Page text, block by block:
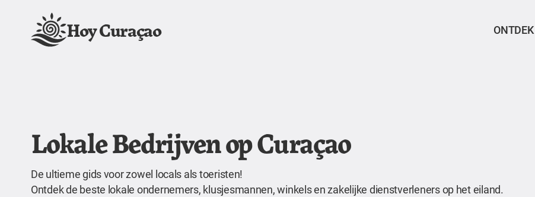
Hoy Curaçao ONTDEK
Lokale Bedrijven op Curaçao
De ultieme gids voor zowel locals als toeristen!
Ontdek de beste lokale ondernemers, klusjesmannen, winkels en zakelijke dienstverleners op het eiland.